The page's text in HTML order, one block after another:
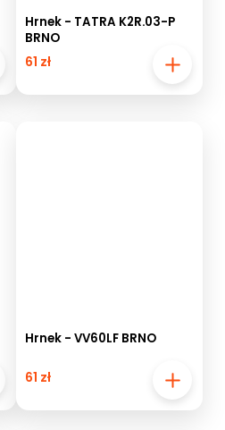
Hrnek - TATRA K2R.03-P
BRNO
61 zł
Hrnek - VV60LF BRNO
61 zł